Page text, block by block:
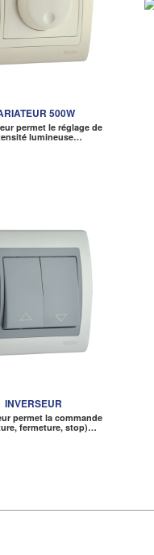
500W
permet le réglage de
lumineuse…
INVERSEUR
permet la commande
fermeture, stop)…